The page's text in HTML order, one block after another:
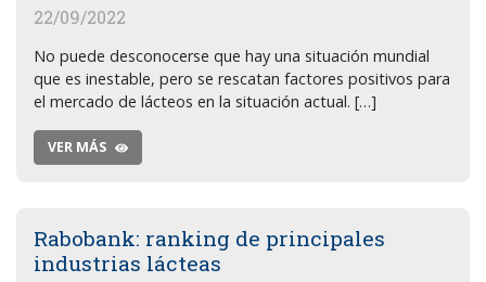
22/09/2022
No puede desconocerse que hay una situación mundial
que es inestable, pero se rescatan factores positivos para
el mercado de lácteos en la situación actual. […]
VER MÁS
Rabobank: ranking de principales
industrias lácteas